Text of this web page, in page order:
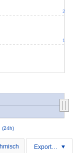
(24h)
1
2
Exportieren